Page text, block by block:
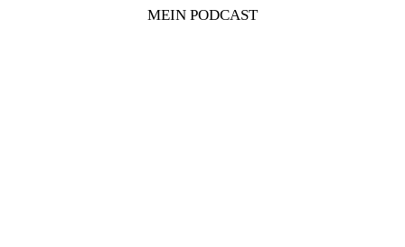
MEIN PODCAST